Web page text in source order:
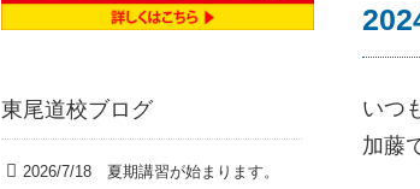
いつ
加藤
東尾道校ブログ
2026/7/18 夏期講習が始まります。